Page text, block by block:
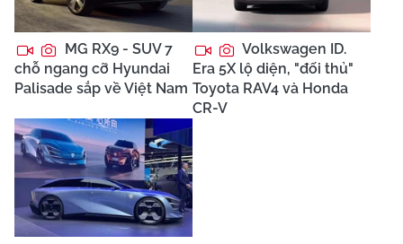
MG RX9 - SUV 7
chỗ ngang cỡ Hyundai
Palisade sắp về Việt Nam
Volkswagen ID.
Era 5X lộ diện, "đối thủ"
Toyota RAV4 và Honda
CR-V